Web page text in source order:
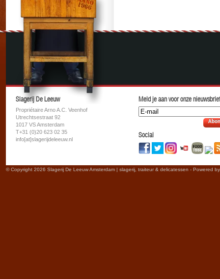
Slagerij De Leeuw
Propriétaire Arno A.C. Veenhof
Utrechtsestraat 92
1017 VS Amsterdam
T+31 (0)20 623 02 35
info[at]slagerijdeleeuw.nl
Meld je aan voor onze
Social
© Copyright 2026 Slagerij De Leeuw Amsterdam | slagerij, traiteur & delicatessen - Powered